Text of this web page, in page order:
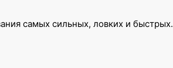
самых сильных, ловких и быстрых.